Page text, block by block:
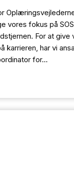
vores fokus på
For at give
karrieren, har vi
for...